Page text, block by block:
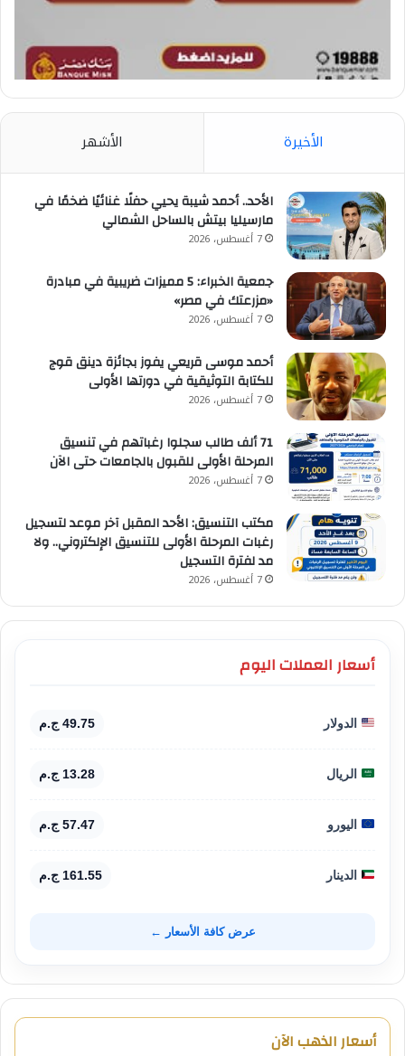
الأخيرة الأشهر
الأحد.. أحمد شيبة يحيي حفلًا غنائيًا ضخمًا في
مارسيليا بيتش بالساحل الشمالي
7 أغسطس، 2026
جمعية الخبراء: 5 مميزات ضريبية في مبادرة
«مزرعتك في مصر»
7 أغسطس، 2026
أحمد موسى قريعي يفوز بجائزة دينق قوج
للكتابة التوثيقية في دورتها الأولى
7 أغسطس، 2026
71 ألف طالب سجلوا رغباتهم في تنسيق
المرحلة الأولى للقبول بالجامعات حتى الآن
7 أغسطس، 2026
مكتب التنسيق: الأحد المقبل آخر موعد لتسجيل
رغبات المرحلة الأولى للتنسيق الإلكتروني.. ولا
مد لفترة التسجيل
7 أغسطس، 2026
أسعار العملات اليوم
الدولار 49.75 ج.م
الريال 13.28 ج.م
اليورو 57.47 ج.م
الدينار 161.55 ج.م
عرض كافة الأسعار ←
أسعار الذهب الآن